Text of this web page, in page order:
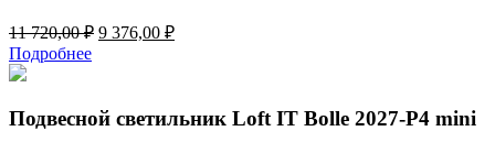
11 720,00₽ Первоначальная
720,00 ₽.
9 376,00 ₽Текущая
Подробнее
Подвесной светильник Loft IT Bolle 2027-P4 mini